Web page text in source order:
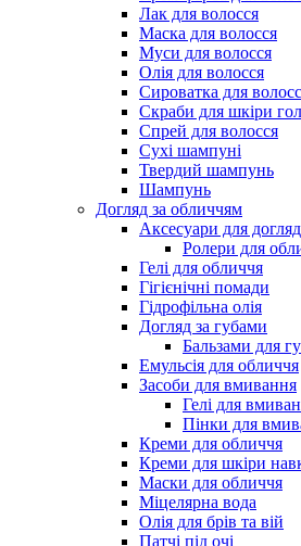
Лак для волосся
Маска для волосся
Муси для волосся
Олія для волосся
Сироватка для
Скраби для шкіри
Спрей для волосся
Сухі шампуні
Твердий шампунь
Шампунь
Догляд за обличчям
Аксесуари для
Ролери для
Гелі для обличчя
Гігієнічні помади
Гідрофільна олія
Догляд за губами
Бальзами для
Емульсія для обличчя
Засоби для вмивання
Гелі для
Пінки для
Креми для обличчя
Креми для шкіри
Маски для обличчя
Міцелярна вода
Олія для брів та вій
Патчі під очі